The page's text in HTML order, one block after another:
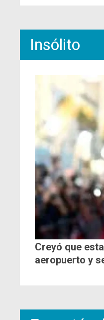
Insólito
Creyó que
aeropuerto y